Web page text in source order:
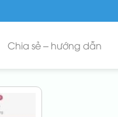
Chia sẻ – hướng dẫn